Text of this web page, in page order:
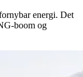
energi. Det
boom og